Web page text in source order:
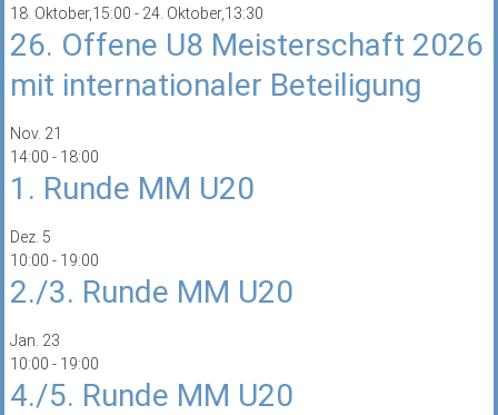
18. Oktober,15:00 - 24. Oktober,13:30
26. Offene U8 Meisterschaft 2026
mit internationaler Beteiligung
Nov. 21
14:00 - 18:00
1. Runde MM U20
Dez. 5
10:00 - 19:00
2./3. Runde MM U20
Jan. 23
10:00 - 19:00
4./5. Runde MM U20